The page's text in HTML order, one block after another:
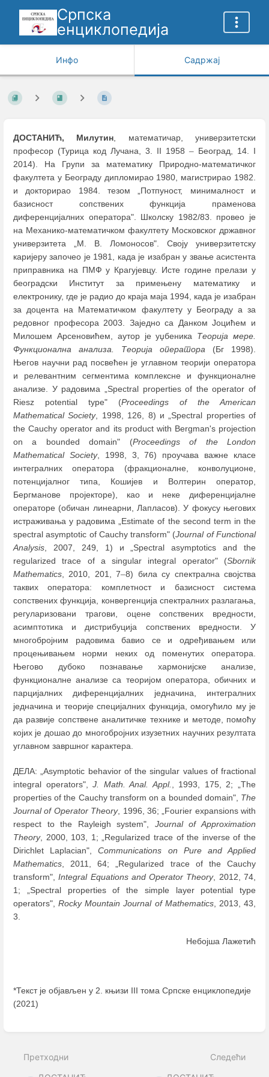
Српска
енциклопедија
Инфо Садржај
ДОСТАНИЋ, Милутин, математичар, универзитетски
професор (Турица код Лучана, 3. II 1958 – Београд, 14. I
2014). На Групи за математику Природно-математичког
факултета у Београду дипломирао 1980, магистрирао 1982.
и докторирао 1984. тезом „Потпуност, минималност и
базисност сопствених функција праменова
диференцијалних оператора". Школску 1982/83. провео је
на Механико-математичком факултету Московског државног
универзитета „М. В. Ломоносов". Своју универзитетску
каријеру започео је 1981, када је изабран у звање асистента
приправника на ПМФ у Крагујевцу. Исте године прелази у
београдски Институт за примењену математику и
електронику, где је радио до краја маја 1994, када је изабран
за доцента на Математичком факултету у Београду a за
редовног професора 2003. Заједно са Данком Јоцићем и
Милошем Арсеновићем, аутор је уџбеника Теорија мере.
Функционална анализа. Теорија оператора (Бг 1998).
Његов научни рад посвећен је углавном теорији оператора
и релевантним сегментима комплексне и функционалне
анализе. У радовима „Spectral properties of the operator of
Riesz potential type" (Proceedings of the American
Mathematical Society, 1998, 126, 8) и „Spectral properties of
the Cauchy operator and its product with Bergman's projection
on a bounded domain" (Proceedings of the London
Mathematical Society, 1998, 3, 76) проучава важне класе
интегралних оператора (фракционалне, конволуционе,
потенцијалног типа, Кошијев и Волтерин оператор,
Бергманове пројекторе), као и неке диференцијалне
операторе (обичан линеарни, Лапласов). У фокусу његових
истраживања у радовима „Estimate of the second term in the
spectral asymptotic of Cauchy transform" (Journal of Functional
Analysis, 2007, 249, 1) и „Spectral asymptotics and the
regularized trace of a singular integral operator" (Sbornik
Mathematics, 2010, 201, 7–8) била су спектрална својства
таквих оператора: комплетност и базисност система
сопствених функција, конвергенција спектралних разлагања,
регуларизовани трагови, оцене сопствених вредности,
асимптотика и дистрибуција сопствених вредности. У
многобројним радовима бавио се и одређивањем или
процењивањем норми неких од поменутих оператора.
Његово дубоко познавање хармонијске анализе,
функционалне анализе са теоријом оператора, обичних и
парцијалних диференцијалних једначина, интегралних
једначина и теорије специјалних функција, омогућило му је
да развије сопствене аналитичке технике и методе, помоћу
којих је дошао до многобројних изузетних научних резултата
углавном завршног карактера.
ДЕЛА: „Asymptotic behavior of the singular values of fractional
integral operators",J. Math. Anal. Appl.
, 1993, 175, 2; „The
properties of the Cauchy transform on a bounded domain", The
Journal of Operator Theory, 1996, 36; „Fourier expansions with
respect to the Rayleigh system", Journal of Approximation
Theory, 2000, 103, 1; „Regularized trace of the inverse of the
Dirichlet Laplacian",Communications on Pure and Applied
Mathematics , 2011, 64; „Regularized trace of the Cauchy
transform",Integral Equations and Operator Theory, 2012, 74,
1; „Spectral properties of the simple layer potential type
operators",Rocky Mountain Journal of Mathematics, 2013, 43,
3.
Небојша Лажетић
*Текст је објављен у 2. књизи III тома Српске енциклопедије
(2021)
mode
Претходни
Следећи